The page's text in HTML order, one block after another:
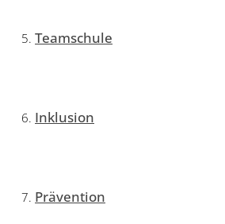
Teamschule
Inklusion
Prävention